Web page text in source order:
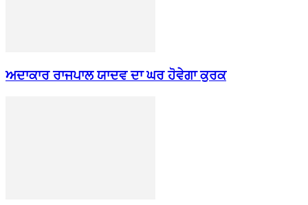
ਅਦਾਕਾਰ ਰਾਜਪਾਲ ਯਾਦਵ ਦਾ ਘਰ ਹੋਵੇਗਾ ਕੁਰਕ